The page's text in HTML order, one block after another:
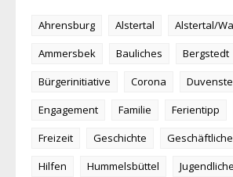
Ahrensburg Alstertal
Alstertal/
Ammersbek
Bauliches
Bergstedt
Bürgerinitiative
Corona
Engagement
Familie Ferientipp
Freizeit
Geschichte
Hilfen
Hummelsbüttel Jugendliche